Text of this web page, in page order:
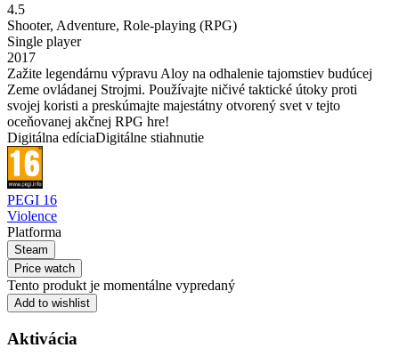
4.5
Shooter, Adventure, Role-playing (RPG)
Single player
2017
Zažite legendárnu výpravu Aloy na odhalenie tajomstiev budúcej
Zeme ovládanej Strojmi. Používajte ničivé taktické útoky proti
svojej koristi a preskúmajte majestátny otvorený svet v tejto
oceňovanej akčnej RPG hre!
Digitálna edíciaDigitálne stiahnutie
PEGI 16
Violence
Platforma
Steam
Price watch
Tento produkt je momentálne vypredaný
Add to wishlist
Aktivácia